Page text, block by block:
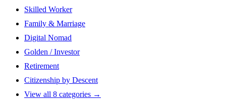
Skilled Worker
Family & Marriage
Digital Nomad
Golden / Investor
Retirement
Citizenship by Descent
View all 8 categories →